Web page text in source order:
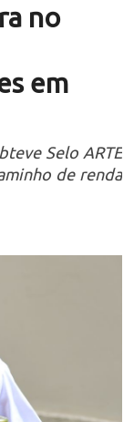
no
em
Selo ARTE
de renda